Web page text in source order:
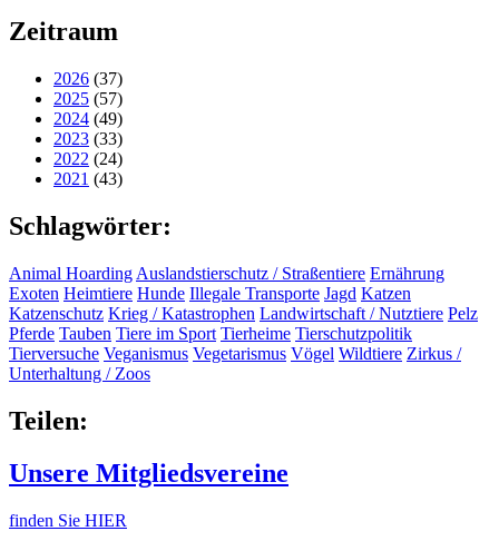
Zeitraum
2026 (37)
2025 (57)
2024 (49)
2023 (33)
2022 (24)
2021 (43)
Schlagwörter:
Animal Hoarding Auslandstierschutz / Straßentiere Ernährung
Exoten Heimtiere Hunde Illegale Transporte Jagd Katzen
Katzenschutz Krieg / Katastrophen Landwirtschaft / Nutztiere Pelz
Pferde Tauben Tiere im Sport Tierheime Tierschutzpolitik
Tierversuche Veganismus Vegetarismus Vögel Wildtiere Zirkus /
Unterhaltung / Zoos
Teilen:
Unsere Mitgliedsvereine
finden Sie HIER